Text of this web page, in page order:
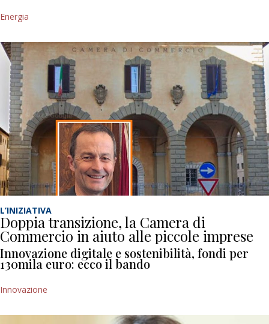
Energia
L’INIZIATIVA
Doppia transizione, la Camera di
Commercio in aiuto alle piccole imprese
Innovazione digitale e sostenibilità, fondi per
130mila euro: ecco il bando
Innovazione